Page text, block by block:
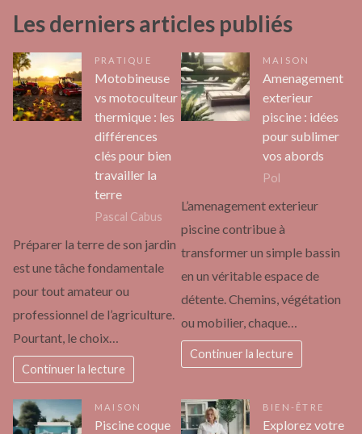
Les derniers articles publiés
PRATIQUE
Motobineuse
vs motoculteur
thermique : les
différences
clés pour bien
travailler la
terre
Pascal Cabus
Préparer la terre de son jardin
est une tâche fondamentale
pour tout amateur ou
professionnel de l’agriculture.
Pourtant, le choix…
Continuer la lecture
MAISON
Amenagement
exterieur
piscine : idées
pour sublimer
vos abords
Pol
L’amenagement exterieur
piscine contribue à
transformer un simple bassin
en un véritable espace de
détente. Chemins, végétation
ou mobilier, chaque…
Continuer la lecture
MAISON
Piscine coque
BIEN-ÊTRE
Explorez votre